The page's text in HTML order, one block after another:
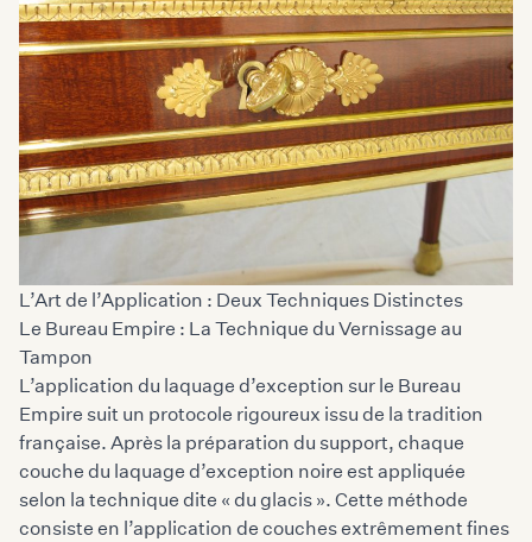
L’Art de l’Application : Deux Techniques Distinctes
Le Bureau Empire : La Technique du Vernissage au
Tampon
L’application du laquage d’exception sur le Bureau
Empire suit un protocole rigoureux issu de la tradition
française. Après la préparation du support, chaque
couche du laquage d’exception noire est appliquée
selon la technique dite « du glacis ». Cette méthode
consiste en l’application de couches extrêmement fines